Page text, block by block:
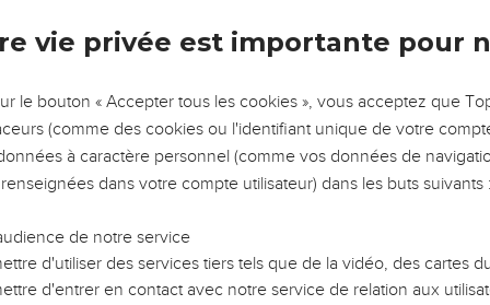
ruine des ennemis d'Israël
et il prononça son oracle : Amalec était à la tête de toutes les
disparaîtra.
et prononça son oracle : Ta demeure est solide, ton nid est
sera exterminé quand, en captivité, Assour t’emmènera
de Kittim, ils soumettront Assour, ils soumettront Héber, et
vie privée est importante pour
le bouton « Accepter tous les cookies », vous acceptez que
(comme des cookies ou l'identifiant unique de votre
à caractère personnel (comme vos données de
dans votre compte utilisateur) dans les buts suivants :
de notre service
d'utiliser des services tiers tels que de la vidéo, des cartes
d'entrer en contact avec notre service de relation aux